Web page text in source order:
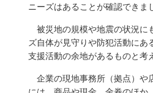
ニーズはあることが確認できま
被災地の規模や地震の状況に
ズ自体が見守りや防犯活動にあ
支援活動の余地があるものと考
企業の現地事務所（拠点）や